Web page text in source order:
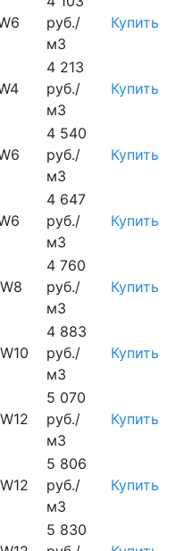
руб./
м3
Купить
4 213
руб./
м3
Купить
4 540
руб./
м3
Купить
4 647
руб./
м3
Купить
4 760
руб./
м3
Купить
4 883
руб./
м3
Купить
5 070
руб./
м3
Купить
5 806
руб./
м3
Купить
5 830